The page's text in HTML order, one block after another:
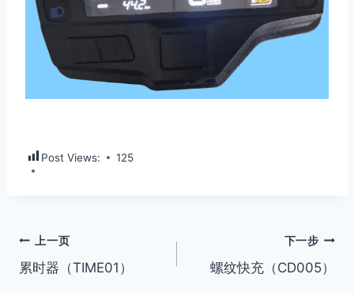
Post Views: 125
文
章
上一页
累时器（TIME01）
下一步
螺纹快充（CD005）